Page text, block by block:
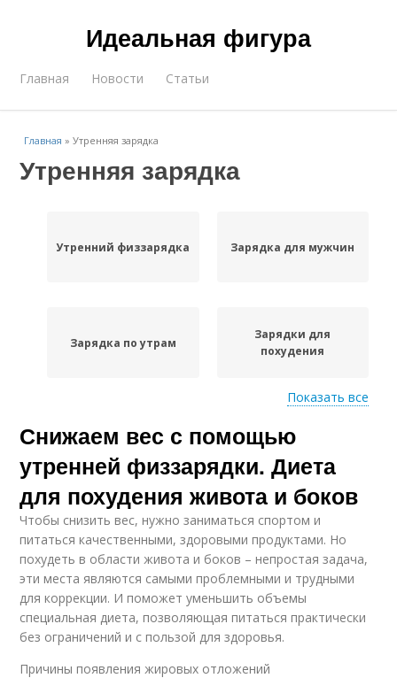
Идеальная фигура
Главная Новости Статьи
Главная »Утренняя зарядка
Утренняя зарядка
Утренний физзарядка Зарядка для мужчин
Зарядка по утрам
Зарядки для
похудения
Зарядка для
бодрости
Утренние упражнения
Домашний зарядка Бодрящий зарядка
Утренняя гимнастика
Эффективная
зарядка
Показать все
Снижаем вес с помощью
утренней физзарядки. Диета
для похудения живота и боков
Чтобы снизить вес, нужно заниматься спортом и
питаться качественными, здоровыми продуктами. Но
похудеть в области живота и боков – непростая задача,
эти места являются самыми проблемными и трудными
для коррекции. И поможет уменьшить объемы
специальная диета, позволяющая питаться практически
без ограничений и с пользой для здоровья.
Причины появления жировых отложений